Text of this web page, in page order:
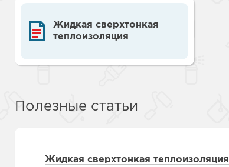
Жидкая сверхтонкая
теплоизоляция
Полезные статьи
Жидкая сверхтонкая теплоизоляция